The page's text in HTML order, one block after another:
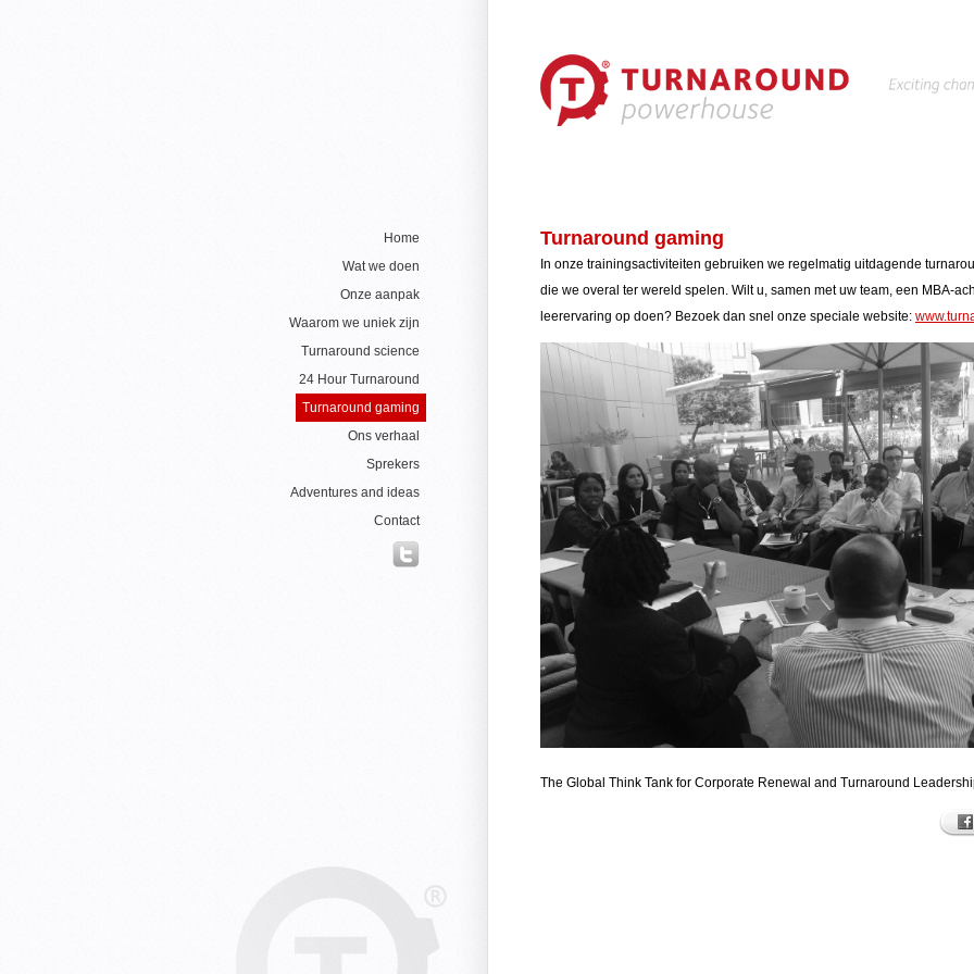
Home
Wat we doen
Onze aanpak
Waarom we uniek zijn
Turnaround science
24 Hour Turnaround
Turnaround gaming
Ons verhaal
Sprekers
Adventures and ideas
Contact
Turnaround gaming
In onze trainingsactiviteiten gebruiken we regelmatig uitdagende
die we overal ter wereld spelen. Wilt u, samen met uw team, een MBA-
leerervaring op doen? Bezoek dan snel onze speciale website:
The Global Think Tank for Corporate Renewal and Turnaround